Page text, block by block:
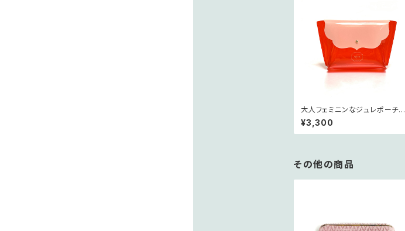
大人フェミニンなジュレポーチ
＜バーミリオン＞
¥3,300
その他の商品